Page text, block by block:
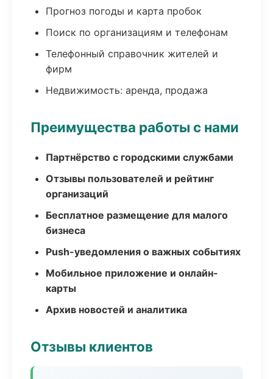
Прогноз погоды и карта пробок
Поиск по организациям и телефонам
Телефонный справочник жителей и
фирм
Недвижимость: аренда, продажа
Преимущества работы с нами
Партнёрство с городскими службами
Отзывы пользователей и рейтинг
организаций
Бесплатное размещение для малого
бизнеса
Push-уведомления о важных событиях
Мобильное приложение и онлайн-
карты
Архив новостей и аналитика
Отзывы клиентов